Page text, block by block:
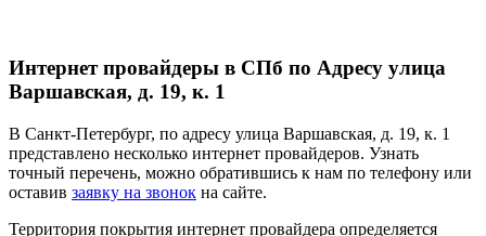
Интернет провайдеры в СПб по Адресу улица
Варшавская, д. 19, к. 1
В Санкт-Петербург, по адресу улица Варшавская, д. 19, к. 1
представлено несколько интернет провайдеров. Узнать
точный перечень, можно обратившись к нам по телефону или
оставив заявку на звонок на сайте.
Территория покрытия интернет провайдера определяется